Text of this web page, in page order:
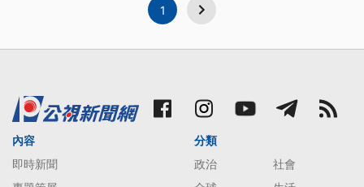
阿波羅畫廊等12項世界級藝
1
內容
即時新聞
分類
政治
社會